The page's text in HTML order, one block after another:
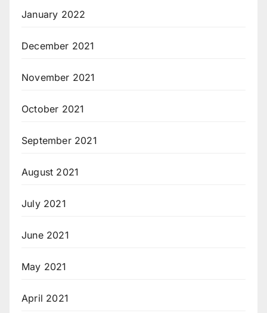
January 2022
December 2021
November 2021
October 2021
September 2021
August 2021
July 2021
June 2021
May 2021
April 2021